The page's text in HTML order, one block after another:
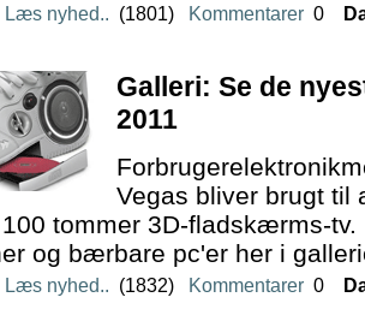
Læs nyhed.. (1801) Kommentarer 0
Galleri: Se de
2011
Vegas bliver brugt til
tommer 3D-fladskærms-tv.
og bærbare pc'er her i
Læs nyhed.. (1832) Kommentarer 0